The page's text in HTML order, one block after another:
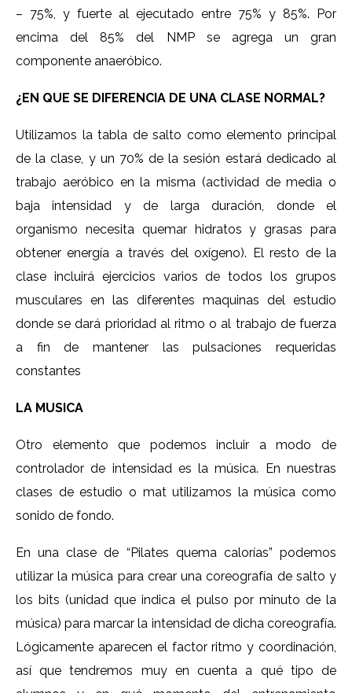
– 75%, y fuerte al ejecutado entre 75% y 85%. Por
encima del 85% del NMP se agrega un gran
componente anaeróbico.
¿EN QUE SE DIFERENCIA DE UNA CLASE NORMAL?
Utilizamos la tabla de salto como elemento principal
de la clase, y un 70% de la sesión estará dedicado al
trabajo aeróbico en la misma (actividad de media o
baja intensidad y de larga duración, donde el
organismo necesita quemar hidratos y grasas para
obtener energía a través del oxígeno). El resto de la
clase incluirá ejercicios varios de todos los grupos
musculares en las diferentes maquinas del estudio
donde se dará prioridad al ritmo o al trabajo de fuerza
a fin de mantener las pulsaciones requeridas
constantes
LA MUSICA
Otro elemento que podemos incluir a modo de
controlador de intensidad es la música. En nuestras
clases de estudio o mat utilizamos la música como
sonido de fondo.
En una clase de “Pilates quema calorías” podemos
utilizar la música para crear una coreografía de salto y
los bits (unidad que indica el pulso por minuto de la
música) para marcar la intensidad de dicha coreografía.
Lógicamente aparecen el factor ritmo y coordinación,
así que tendremos muy en cuenta a qué tipo de